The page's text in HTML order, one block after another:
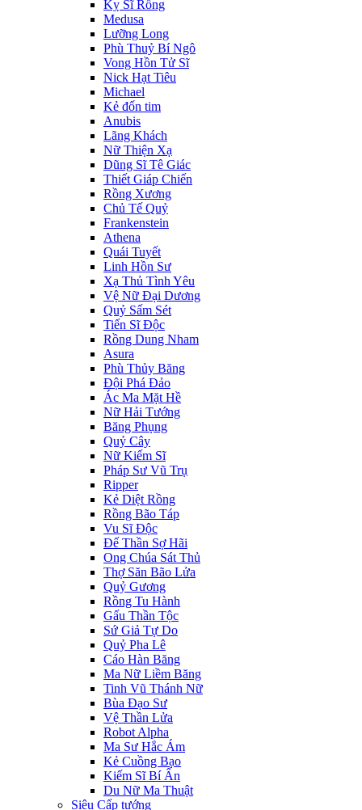
Kỵ Sĩ Rồng
Medusa
Lưỡng Long
Phù Thuỷ Bí Ngô
Vong Hồn Tử Sĩ
Nick Hạt Tiêu
Michael
Kẻ đốn tim
Anubis
Lãng Khách
Nữ Thiện Xạ
Dũng Sĩ Tê Giác
Thiết Giáp Chiến
Rồng Xương
Chủ Tế Quỷ
Frankenstein
Athena
Quái Tuyết
Linh Hồn Sư
Xạ Thủ Tình Yêu
Vệ Nữ Đại Dương
Quỷ Sấm Sét
Tiến Sĩ Độc
Rồng Dung Nham
Asura
Phù Thủy Băng
Đội Phá Đảo
Ác Ma Mặt Hề
Nữ Hải Tướng
Băng Phụng
Quỷ Cây
Nữ Kiếm Sĩ
Pháp Sư Vũ Trụ
Ripper
Kẻ Diệt Rồng
Rồng Bão Táp
Vu Sĩ Độc
Đế Thần Sợ Hãi
Ong Chúa Sát Thủ
Thợ Săn Bão Lửa
Quỷ Gương
Rồng Tu Hành
Gấu Thần Tộc
Sứ Giả Tự Do
Quỷ Pha Lê
Cáo Hàn Băng
Ma Nữ Liềm Băng
Tinh Vũ Thánh Nữ
Bùa Đạo Sư
Vệ Thần Lửa
Robot Alpha
Ma Sư Hắc Ám
Kẻ Cuồng Bạo
Kiếm Sĩ Bí Ẩn
Du Nữ Ma Thuật
Siêu Cấp tướng